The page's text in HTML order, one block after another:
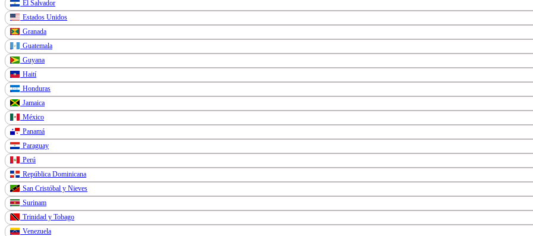
El Salvador
Estados Unidos
Granada
Guatemala
Guyana
Haití
Honduras
Jamaica
México
Panamá
Paraguay
Perú
República Dominicana
San Cristóbal y Nieves
Surinam
Trinidad y Tobago
Venezuela